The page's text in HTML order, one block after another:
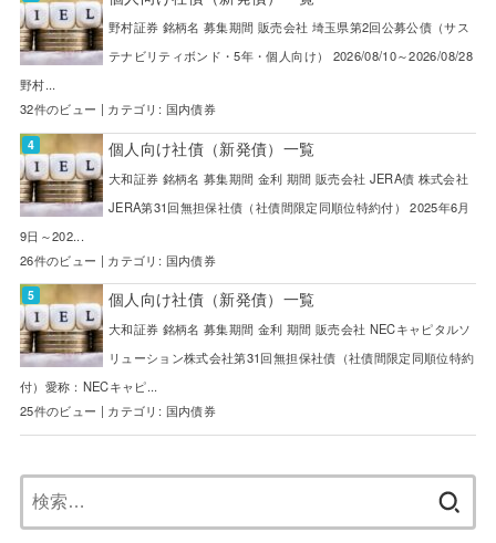
野村証券 銘柄名 募集期間 販売会社 埼玉県第2回公募公債（サス
テナビリティボンド・5年・個人向け） 2026/08/10～2026/08/28
野村...
32件のビュー | カテゴリ: 国内債券
個人向け社債（新発債）一覧
大和証券 銘柄名 募集期間 金利 期間 販売会社 JERA債 株式会社
JERA第31回無担保社債（社債間限定同順位特約付） 2025年6月
9日～202...
26件のビュー | カテゴリ: 国内債券
個人向け社債（新発債）一覧
大和証券 銘柄名 募集期間 金利 期間 販売会社 NECキャピタルソ
リューション株式会社第31回無担保社債（社債間限定同順位特約
付）愛称：NECキャピ...
25件のビュー | カテゴリ: 国内債券